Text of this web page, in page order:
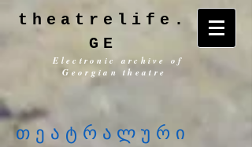
theatrelife.
GE
Electronic archive of
Georgian theatre
თეატრალური